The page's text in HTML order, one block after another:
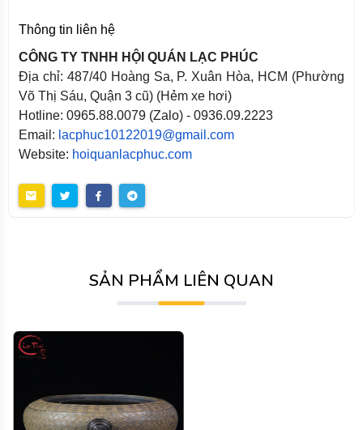
Thông tin liên hệ
CÔNG TY TNHH HỘI QUÁN LẠC PHÚC
Địa chỉ: 487/40 Hoàng Sa, P. Xuân Hòa, HCM (Phường
Võ Thị Sáu, Quận 3 cũ) (Hẻm xe hơi)
Hotline: 0965.88.0079 (Zalo) - 0936.09.2223
Email: lacphuc10122019@gmail.com
Website: hoiquanlacphuc.com
SẢN PHẨM LIÊN QUAN